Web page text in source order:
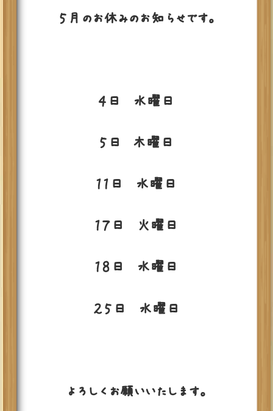
５月のお休みのお知らせです。
４日 水曜日
５日 木曜日
１１日 水曜日
１７日 火曜日
１８日 水曜日
２５日 水曜日
よろしくお願いいたします。